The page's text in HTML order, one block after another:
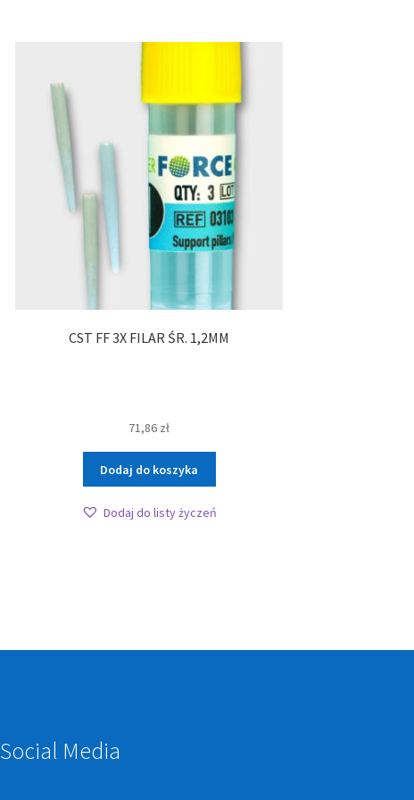
CST FF 3X FILAR ŚR. 1,2MM
71,86 zł
Dodaj do koszyka
Dodaj do listy życzeń
Social Media